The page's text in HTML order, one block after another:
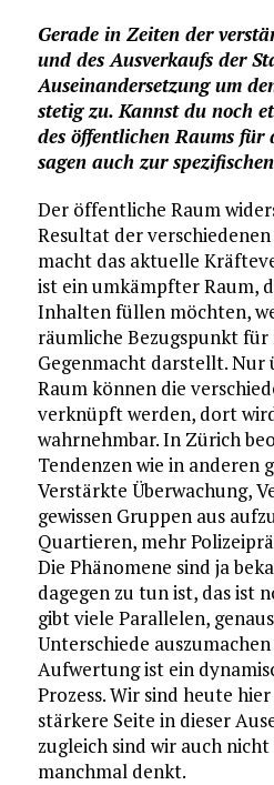
Gerade in Zeiten der
und des Ausverkaufs der
Auseinandersetzung um
stetig zu. Kannst du noch
des öffentlichen Raums
sagen auch zur
Der öffentliche Raum
Resultat der
macht das aktuelle
ist ein umkämpfter Raum,
Inhalten füllen möchten,
räumliche Bezugspunkt
Gegenmacht darstellt.
Raum können die
verknüpft werden, dort
wahrnehmbar. In Zürich
Tendenzen wie in anderen
Verstärkte Überwachung,
gewissen Gruppen aus
Quartieren, mehr
Die Phänomene sind ja
dagegen zu tun ist, das ist
gibt viele Parallelen,
Unterschiede
Aufwertung ist ein
Prozess. Wir sind heute
stärkere Seite in dieser
zugleich sind wir auch
manchmal denkt.